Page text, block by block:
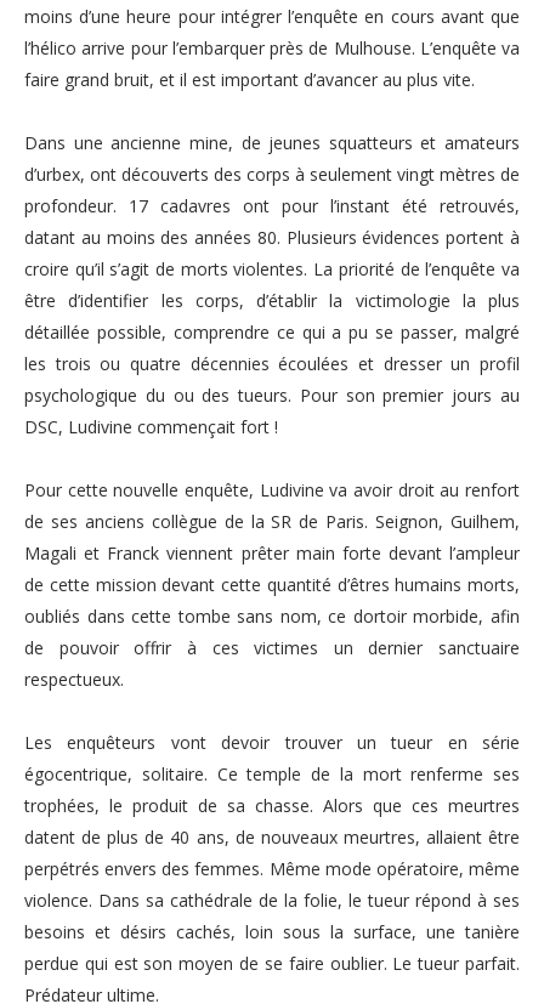
moins d’une heure pour intégrer l’enquête en cours avant que
l’hélico arrive pour l’embarquer près de Mulhouse. L’enquête va
faire grand bruit, et il est important d’avancer au plus vite.
Dans une ancienne mine, de jeunes squatteurs et amateurs
d’urbex, ont découverts des corps à seulement vingt mètres de
profondeur. 17 cadavres ont pour l’instant été retrouvés,
datant au moins des années 80. Plusieurs évidences portent à
croire qu’il s’agit de morts violentes. La priorité de l’enquête va
être d’identifier les corps, d’établir la victimologie la plus
détaillée possible, comprendre ce qui a pu se passer, malgré
les trois ou quatre décennies écoulées et dresser un profil
psychologique du ou des tueurs. Pour son premier jours au
DSC, Ludivine commençait fort !
Pour cette nouvelle enquête, Ludivine va avoir droit au renfort
de ses anciens collègue de la SR de Paris. Seignon, Guilhem,
Magali et Franck viennent prêter main forte devant l’ampleur
de cette mission devant cette quantité d’êtres humains morts,
oubliés dans cette tombe sans nom, ce dortoir morbide, afin
de pouvoir offrir à ces victimes un dernier sanctuaire
respectueux.
Les enquêteurs vont devoir trouver un tueur en série
égocentrique, solitaire. Ce temple de la mort renferme ses
trophées, le produit de sa chasse. Alors que ces meurtres
datent de plus de 40 ans, de nouveaux meurtres, allaient être
perpétrés envers des femmes. Même mode opératoire, même
violence. Dans sa cathédrale de la folie, le tueur répond à ses
besoins et désirs cachés, loin sous la surface, une tanière
perdue qui est son moyen de se faire oublier. Le tueur parfait.
Prédateur ultime.